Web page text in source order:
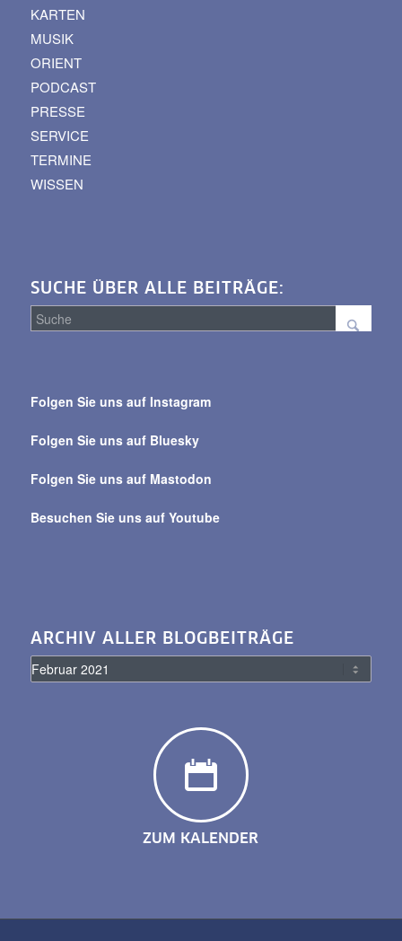
KARTEN
MUSIK
ORIENT
PODCAST
PRESSE
SERVICE
TERMINE
WISSEN
SUCHE ÜBER ALLE BEITRÄGE:
alle
Folgen Sie uns auf Instagram
Folgen Sie uns auf Bluesky
Folgen Sie uns auf Mastodon
Besuchen Sie uns auf Youtube
ARCHIV ALLER BLOGBEITRÄGE
ZUM KALENDER